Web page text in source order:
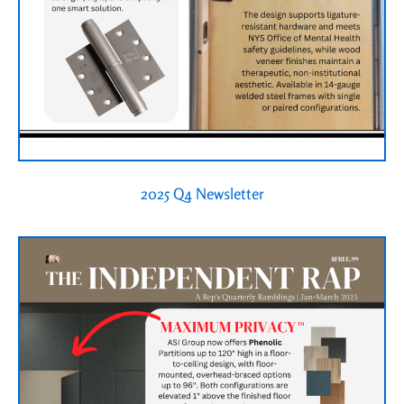
2025 Q4 Newsletter